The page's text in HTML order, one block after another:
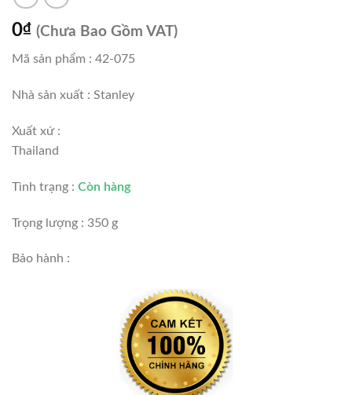
0₫ (Chưa Bao Gồm VAT)
Mã sản phẩm : 42-075
Nhà sản xuất : Stanley
Xuất xứ :
Thailand
Tình trạng : Còn hàng
Trọng lượng : 350 g
Bảo hành :